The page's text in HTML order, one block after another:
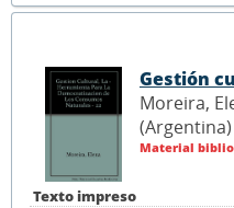
Texto impreso
Gestión
Moreira,
Material